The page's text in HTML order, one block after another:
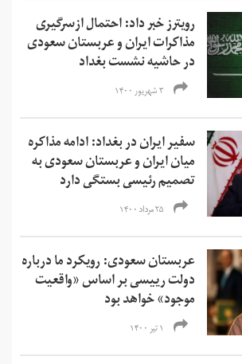
رویترز خبر داد: احتمال ازسرگیری
مذاکرات ایران و عربستان سعودی
در حاشیه نشست بغداد
۳ شهریور ۱۴۰۰
سفیر ایران در بغداد: ادامه مذاکره
میان ایران و عربستان سعودی به
تصمیم رئيسی بستگی دارد
۲۵ مرداد ۱۴۰۰
عربستان سعودی: رویکرد ما درباره
دولت رییسی بر اساس «واقعیت
موجود» خواهد بود
۱ تیر ۱۴۰۰